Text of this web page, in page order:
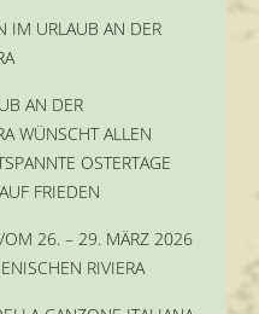
IM URLAUB AN DER
AN DER
WÜNSCHT ALLEN
OSTERTAGE
FRIEDEN
26. – 29. MÄRZ 2026
RIVIERA